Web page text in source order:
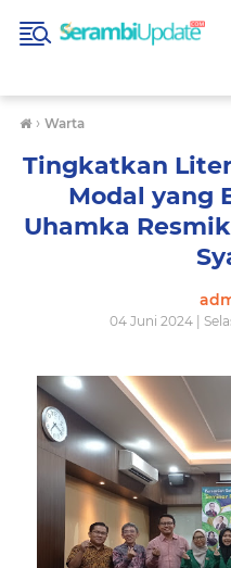
› Warta
Tingkatkan
Modal yang
Uhamka
04 Juni 2024 |